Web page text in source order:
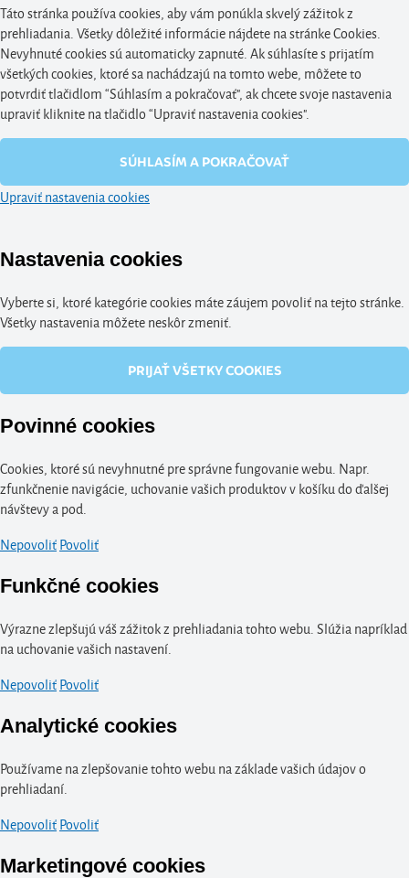
Táto stránka používa cookies, aby vám ponúkla skvelý zážitok z
prehliadania. Všetky dôležité informácie nájdete na stránke Cookies.
Nevyhnuté cookies sú automaticky zapnuté. Ak súhlasíte s prijatím
všetkých cookies, ktoré sa nachádzajú na tomto webe, môžete to
potvrdiť tlačidlom “Súhlasím a pokračovať", ak chcete svoje nastavenia
upraviť kliknite na tlačidlo “Upraviť nastavenia cookies".
SÚHLASÍM A POKRAČOVAŤ
Upraviť nastavenia cookies
Nastavenia cookies
Vyberte si, ktoré kategórie cookies máte záujem povoliť na tejto stránke.
Všetky nastavenia môžete neskôr zmeniť.
PRIJAŤ VŠETKY COOKIES
Povinné cookies
Cookies, ktoré sú nevyhnutné pre správne fungovanie webu. Napr.
zfunkčnenie navigácie, uchovanie vašich produktov v košíku do ďalšej
návštevy a pod.
NepovoliťPovoliť
Funkčné cookies
Výrazne zlepšujú váš zážitok z prehliadania tohto webu. Slúžia napríklad
na uchovanie vašich nastavení.
NepovoliťPovoliť
Analytické cookies
Používame na zlepšovanie tohto webu na základe vašich údajov o
prehliadaní.
NepovoliťPovoliť
Marketingové cookies